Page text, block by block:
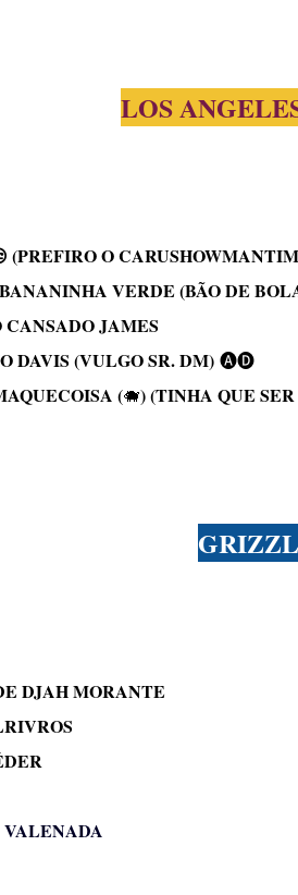
LOS
(PREFIRO O
VERDE (BÃO DE
JAMES
DAVIS (VULGO SR. DM) 🅐🅓
(🐗) (TINHA QUE
DJAH MORANTE